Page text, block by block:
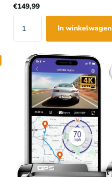
€149,99
In winkelwagen